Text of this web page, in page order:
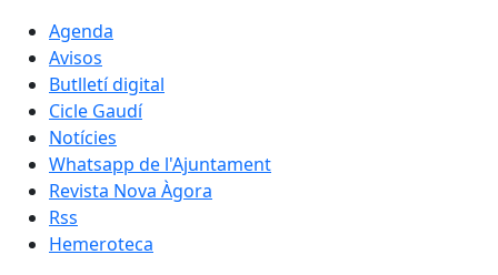
Agenda
Avisos
Butlletí digital
Cicle Gaudí
Notícies
Whatsapp de l'Ajuntament
Revista Nova Àgora
Rss
Hemeroteca